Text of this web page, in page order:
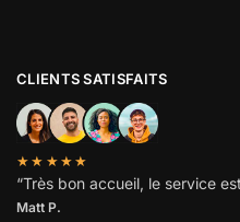
CLIENTS SATISFAITS
★★★★★
“Très bon accueil, le service
Matt P.